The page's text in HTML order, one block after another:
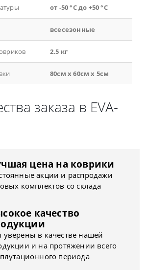
от -50 °С до +50 °С
всесезонные
2.5 кг
80см x 60см x 5см
заказа в EVA-
цена на коврики
акции и распродажи
комплектов со склада
качество
в качестве нашей
и на протяжении всего
периода